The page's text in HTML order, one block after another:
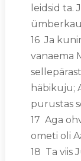
leidsid ta.
16 Ja
vanaema
häbikuju;
purustas
17 Aga
ometi oli
18 Ta viis